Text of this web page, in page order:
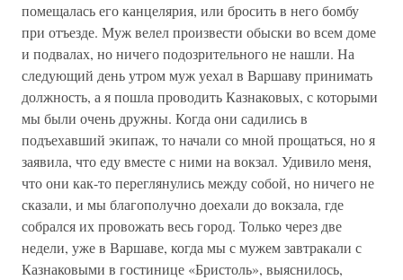
помещалась его канцелярия, или бросить в него бомбу
при отъезде. Муж велел произвести обыски во всем доме
и подвалах, но ничего подозрительного не нашли. На
следующий день утром муж уехал в Варшаву принимать
должность, а я пошла проводить Казнаковых, с которыми
мы были очень дружны. Когда они садились в
подъехавший экипаж, то начали со мной прощаться, но я
заявила, что еду вместе с ними на вокзал. Удивило меня,
что они как-то переглянулись между собой, но ничего не
сказали, и мы благополучно доехали до вокзала, где
собрался их провожать весь город. Только через две
недели, уже в Варшаве, когда мы с мужем завтракали с
Казнаковыми в гостинице «Бристоль», выяснилось,